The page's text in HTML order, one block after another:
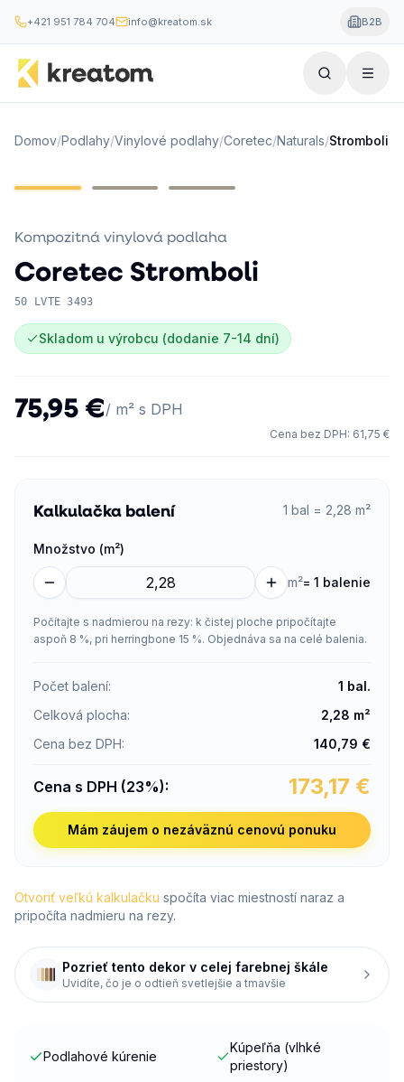
+421 951 784 704 info@kreatom.sk B2B
Domov/Podlahy/Vinylové podlahy/Coretec/Naturals/Stromboli
Kompozitná vinylová podlaha
Coretec Stromboli
50 LVTE 3493
Skladom u výrobcu (dodanie 7-14 dní)
75,95 €/ m² s DPH
Cena bez DPH: 61,75 €
Kalkulačka balení 1 bal = 2,28 m²
Množstvo (m²)
m²= 1 balenie
Počítajte s nadmierou na rezy: k čistej ploche pripočítajte
aspoň 8 %, pri herringbone 15 %. Objednáva sa na celé balenia.
Počet balení: 1 bal.
Celková plocha: 2,28 m²
Cena bez DPH: 140,79 €
Cena s DPH (23%): 173,17 €
Mám záujem o nezáväznú cenovú ponuku
Otvoriť veľkú kalkulačku spočíta viac miestností naraz a
pripočíta nadmieru na rezy.
Pozrieť tento dekor v celej farebnej škále
Uvidíte, čo je o odtieň svetlejšie a tmavšie
Podlahové kúrenie
Kúpeľňa (vlhké
priestory)